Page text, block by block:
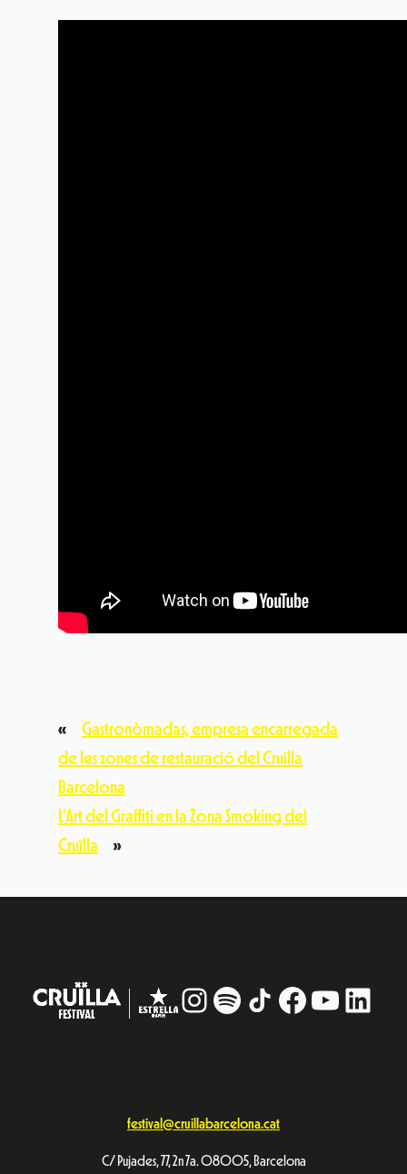
«
Gastronòmadas, empresa encarregada
de les zones de restauració del Cruïlla
Barcelona
L’Art del Graffiti en la Zona Smoking del
Cruïlla
»
Instagram
# TikTokFacebook
festival@cruillabarcelona.cat
C/ Pujades, 77, 2n 7a. 08005, Barcelona